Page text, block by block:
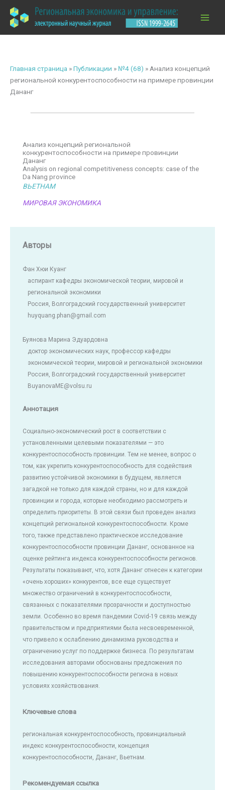
содержимому
Главная страница »Публикации » №4 (68) » Анализ концепций
региональной конкурентоспособности на примере провинции
Дананг
Анализ концепций региональной
конкурентоспособности на примере провинции
Дананг
Analysis on regional competitiveness concepts: case of the
Da Nang province
ВЬЕТНАМ
МИРОВАЯ ЭКОНОМИКА
Авторы
Фан Хюи Куанг
аспирант кафедры экономической теории, мировой и
региональной экономики
Россия, Волгоградский государственный университет
huyquang.phan@gmail.com
Буянова Марина Эдуардовна
доктор экономических наук, профессор кафедры
экономической теории, мировой и региональной экономики
Россия, Волгоградский государственный университет
BuyanovaME@volsu.ru
Аннотация
Социально-экономический рост в соответствии с
установленными целевыми показателями — это
конкурентоспособность провинции. Тем не менее, вопрос о
том, как укрепить конкурентоспособность для содействия
развитию устойчивой экономики в будущем, является
загадкой не только для каждой страны, но и для каждой
провинции и города, которые необходимо рассмотреть и
определить приоритеты. В этой связи был проведен анализ
концепций региональной конкурентоспособности. Кроме
того, также представлено практическое исследование
конкурентоспособности провинции Дананг, основанное на
оценке рейтинга индекса конкурентоспособности регионов.
Результаты показывают, что, хотя Дананг отнесен к категории
«очень хороших» конкурентов, все еще существует
множество ограничений в конкурентоспособности,
связанных с показателями прозрачности и доступностью
земли. Особенно во время пандемии Covid-19 связь между
правительством и предприятиями была несвоевременной,
что привело к ослаблению динамизма руководства и
ограничению услуг по поддержке бизнеса. По результатам
исследования авторами обоснованы предложения по
повышению конкурентоспособности региона в новых
условиях хозяйствования.
Ключевые слова
региональная конкурентоспособность, провинциальный
индекс конкурентоспособности, концепция
конкурентоспособности, Дананг, Вьетнам.
Рекомендуемая ссылка